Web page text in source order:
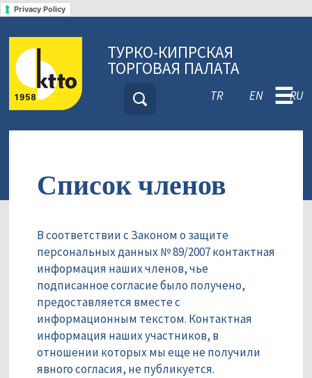
Privacy Policy
ТУРКО-КИПРСКАЯ
ТОРГОВАЯ ПАЛАТА
TR EN RU
☰
Список членов
В соответствии с Законом о защите
персональных данных № 89/2007 контактная
информация наших членов, чье
подписанное согласие было получено,
предоставляется вместе с
информационным текстом. Контактная
информация наших участников, в
отношении которых мы еще не получили
явного согласия, не публикуется.